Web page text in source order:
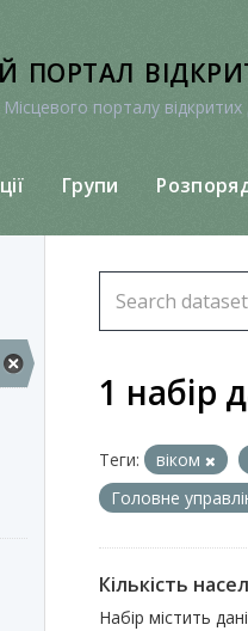
портал
порталу відкритих
Групи
1 набір
Теги: віком
Головне
Кількість
Набір містить